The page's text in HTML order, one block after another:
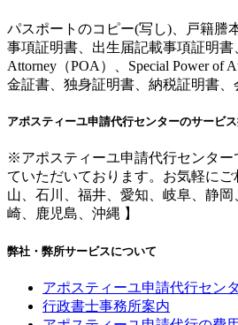
パスポートのコピー(写し)、戸籍謄
事項証明書、出生届記載事項証明
Attorney（POA）、Special Power
金証書、独身証明書、納税証明書
アポスティーユ申請代行センターのサービ
※アポスティーユ申請代行センター
ていただいております。お気軽に
山、石川、福井、愛知、岐阜、静
崎、鹿児島、沖縄 】
弊社・弊所サービスについて
アポスティーユ申請代行セン
行政書士事務所案内